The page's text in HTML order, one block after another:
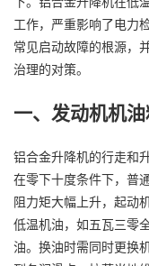
工作，严重影响了电力
常见启动故障的根源，
治理的对策。
一、发动机机
铝合金升降机的行走和
在零下十度条件下，普
阻力矩大幅上升，起动
低温机油，如五瓦三零
油。换油时需同时更换